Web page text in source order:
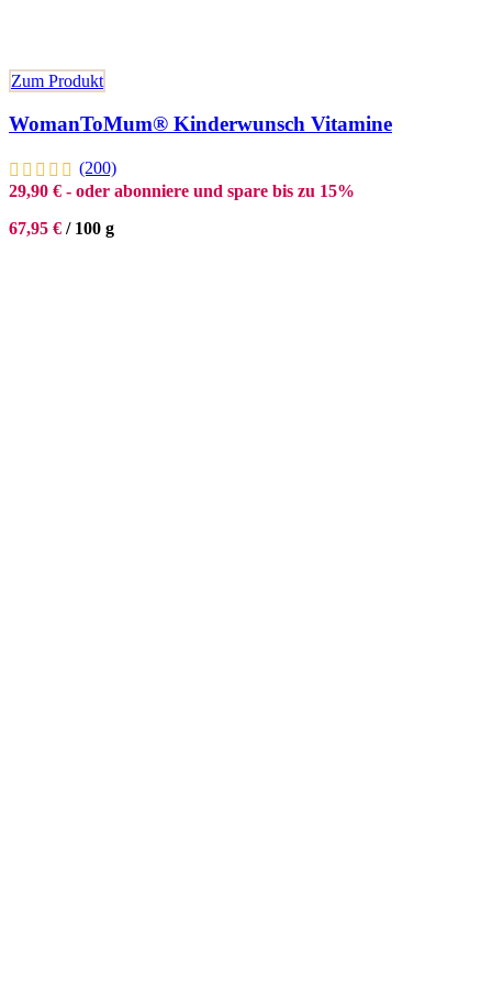
Zum Produkt
WomanToMum® Kinderwunsch Vitamine
(200)
29,90 € - oder abonniere und spare bis zu 15%
67,95 € / 100 g